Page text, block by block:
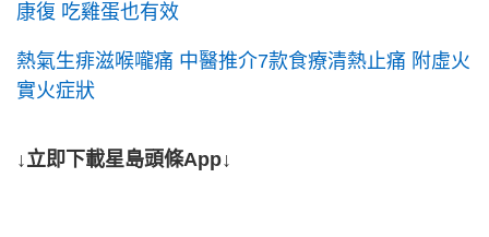
康復 吃雞蛋也有效
熱氣生痱滋喉嚨痛 中醫推介7款食療清熱止痛 附虛火
實火症狀
↓立即下載星島頭條App↓